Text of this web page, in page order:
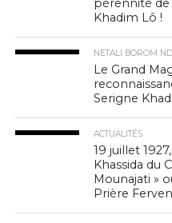
pérennité de
Khadim Lô !
NETALI BOROM
Le Grand
Serigne
ACTUALITÉS
19 juillet
Khassida du
Mounajati »
Prière